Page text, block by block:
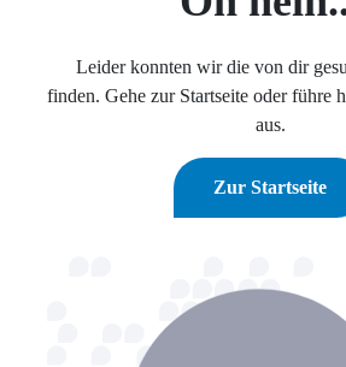
Leider konnten wir die von dir
finden. Gehe zur Startseite oder führe
aus.
Zur Startseite